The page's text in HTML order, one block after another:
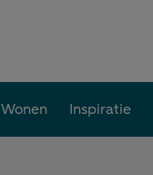
Wonen Inspiratie